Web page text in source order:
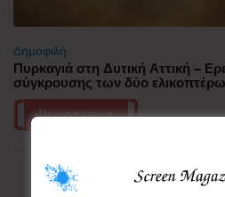
Δημοφιλή
Πυρκαγιά στη Δυτική Αττική –
σύγκρουσης των δύο
Περισσότερα